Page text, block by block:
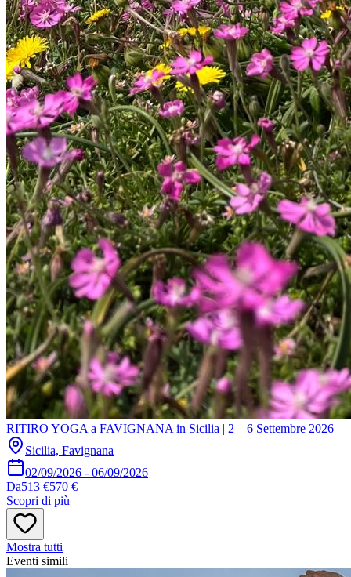
RITIRO YOGA a FAVIGNANA in Sicilia | 2 – 6 Settembre 2026
Sicilia, Favignana
02/09/2026 - 06/09/2026
Da513 €570 €
Scopri di più
Mostra tutti
Eventi simili